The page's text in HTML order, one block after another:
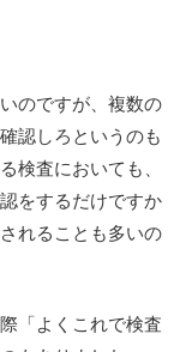
のですが、複数の
認しろというのも
検査においても、
をするだけですか
れることも多いの
「よくこれで検査